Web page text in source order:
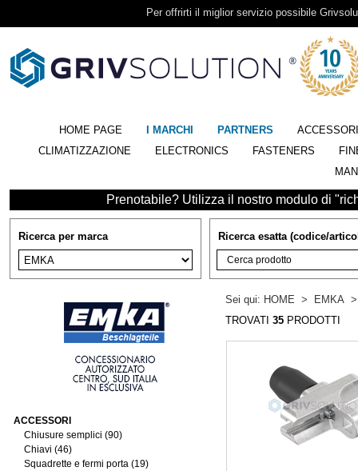
Per offrirti il miglior servizio possibile
HOME PAGE I MARCHI PARTNERS
ACCESSORI
CLIMATIZZAZIONE
ELECTRONICS FASTENERS
Prenotabile? Utilizza il nostro modulo di
Ricerca per marca Ricerca esatta (codice/
ACCESSORI
Chiusure semplici (90)
Chiavi (46)
Squadrette e fermi porta (19)
Sei qui: HOME > EMKA
TROVATI 35 PRODOTTI